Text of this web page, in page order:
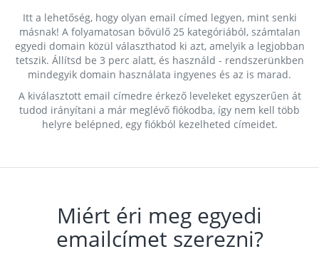
Itt a lehetőség, hogy olyan email címed legyen, mint senki
másnak! A folyamatosan bővülő 25 kategóriából, számtalan
egyedi domain közül választhatod ki azt, amelyik a legjobban
tetszik. Állítsd be 3 perc alatt, és használd - rendszerünkben
mindegyik domain használata ingyenes és az is marad.
A kiválasztott email címedre érkező leveleket egyszerűen át
tudod irányítani a már meglévő fiókodba, így nem kell több
helyre belépned, egy fiókból kezelheted címeidet.
Miért éri meg egyedi
emailcímet szerezni?